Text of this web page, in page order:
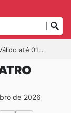
até 01/09/2026
de 2026